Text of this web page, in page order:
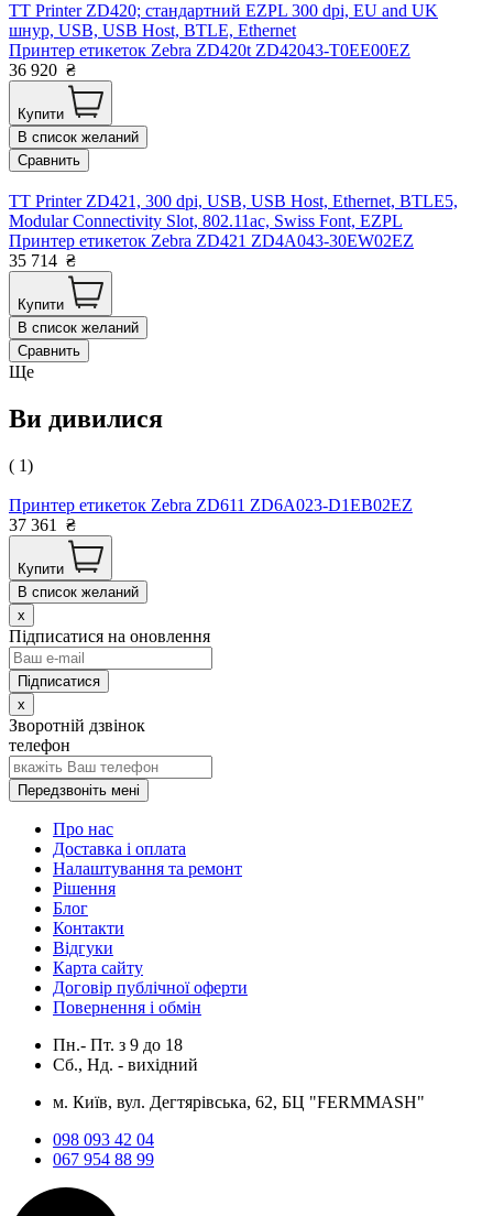
TT Printer ZD420; стандартний EZPL 300 dpi, EU and UK
шнур, USB, USB Host, BTLE, Ethernet
Принтер етикеток Zebra ZD420t ZD42043-T0EE00EZ
36 920 ₴
Купити
В список желаний
Сравнить
TT Printer ZD421, 300 dpi, USB, USB Host, Ethernet, BTLE5,
Modular Connectivity Slot, 802.11ac, Swiss Font, EZPL
Принтер етикеток Zebra ZD421 ZD4A043-30EW02EZ
35 714 ₴
Купити
В список желаний
Сравнить
Ще
Ви дивилися
( 1)
Принтер етикеток Zebra ZD611 ZD6A023-D1EB02EZ
37 361
₴
Купити
В список желаний
x
Підписатися на оновлення
x
Зворотній дзвінок
телефон
Передзвоніть мені
Про нас
Доставка і оплата
Налаштування та ремонт
Рішення
Блог
Контакти
Відгуки
Карта сайту
Договір публічної оферти
Повернення і обмін
Пн.- Пт. з 9 до 18
Сб., Нд. - вихідний
м. Київ, вул. Дегтярівська, 62, БЦ "FERMMASH"
098 093 42 04
067 954 88 99